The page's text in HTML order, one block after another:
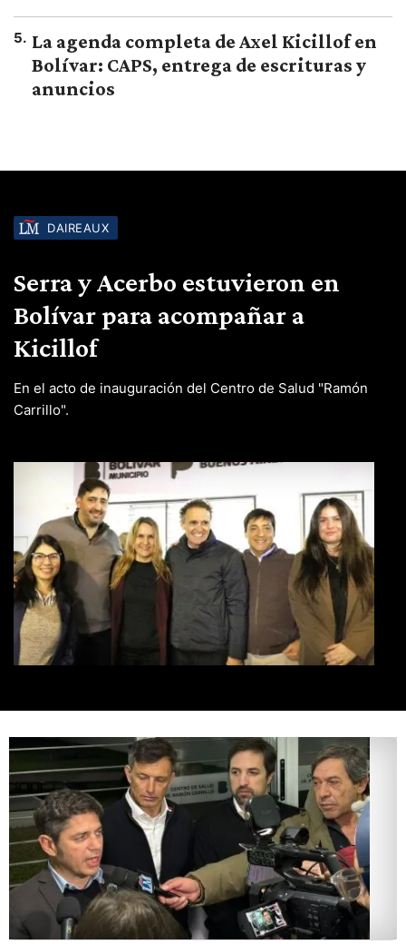
5. La agenda completa de Axel Kicillof en
Bolívar: CAPS, entrega de escrituras y
anuncios
DAIREAUX
Serra y Acerbo estuvieron en
Bolívar para acompañar a
Kicillof
En el acto de inauguración del Centro de Salud "Ramón
Carrillo".